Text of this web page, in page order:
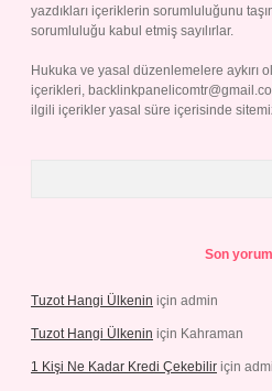
yazdıkları içeriklerin sorumluluğunu
sorumluluğu kabul etmiş sayılırlar.
Hukuka ve yasal düzenlemelere aykırı
içerikleri,
ilgili içerikler yasal süre içerisinde
Son
Tuzot Hangi Ülkenin için admin
Tuzot Hangi Ülkenin için Kahraman
1 Kişi Ne Kadar Kredi Çekebilir için